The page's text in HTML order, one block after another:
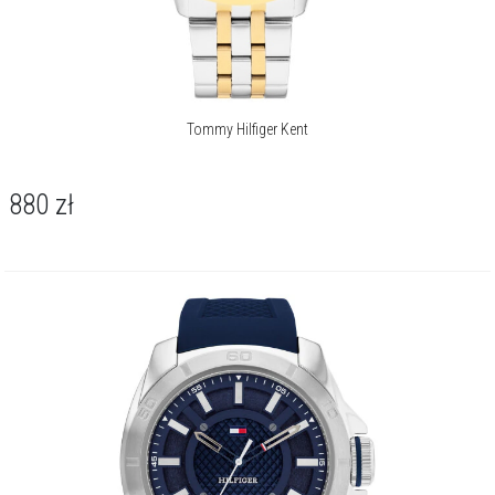
Tommy Hilfiger Kent
880 zł